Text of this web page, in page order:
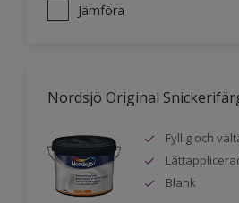
Jämföra
Nordsjö Original
Fyllig och
Blank